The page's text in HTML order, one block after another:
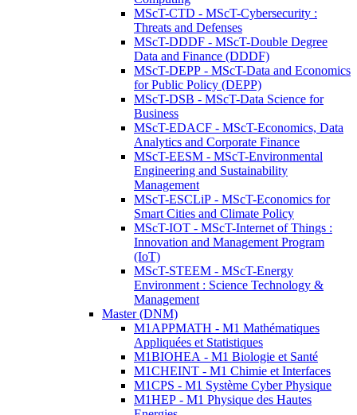
MScT-CTD - MScT-Cybersecurity :
Threats and Defenses
MScT-DDDF - MScT-Double Degree
Data and Finance (DDDF)
MScT-DEPP - MScT-Data and Economics
for Public Policy (DEPP)
MScT-DSB - MScT-Data Science for
Business
MScT-EDACF - MScT-Economics, Data
Analytics and Corporate Finance
MScT-EESM - MScT-Environmental
Engineering and Sustainability
Management
MScT-ESCLiP - MScT-Economics for
Smart Cities and Climate Policy
MScT-IOT - MScT-Internet of Things :
Innovation and Management Program
(IoT)
MScT-STEEM - MScT-Energy
Environment : Science Technology &
Management
Master (DNM)
M1APPMATH - M1 Mathématiques
Appliquées et Statistiques
M1BIOHEA - M1 Biologie et Santé
M1CHEINT - M1 Chimie et Interfaces
M1CPS - M1 Système Cyber Physique
M1HEP - M1 Physique des Hautes